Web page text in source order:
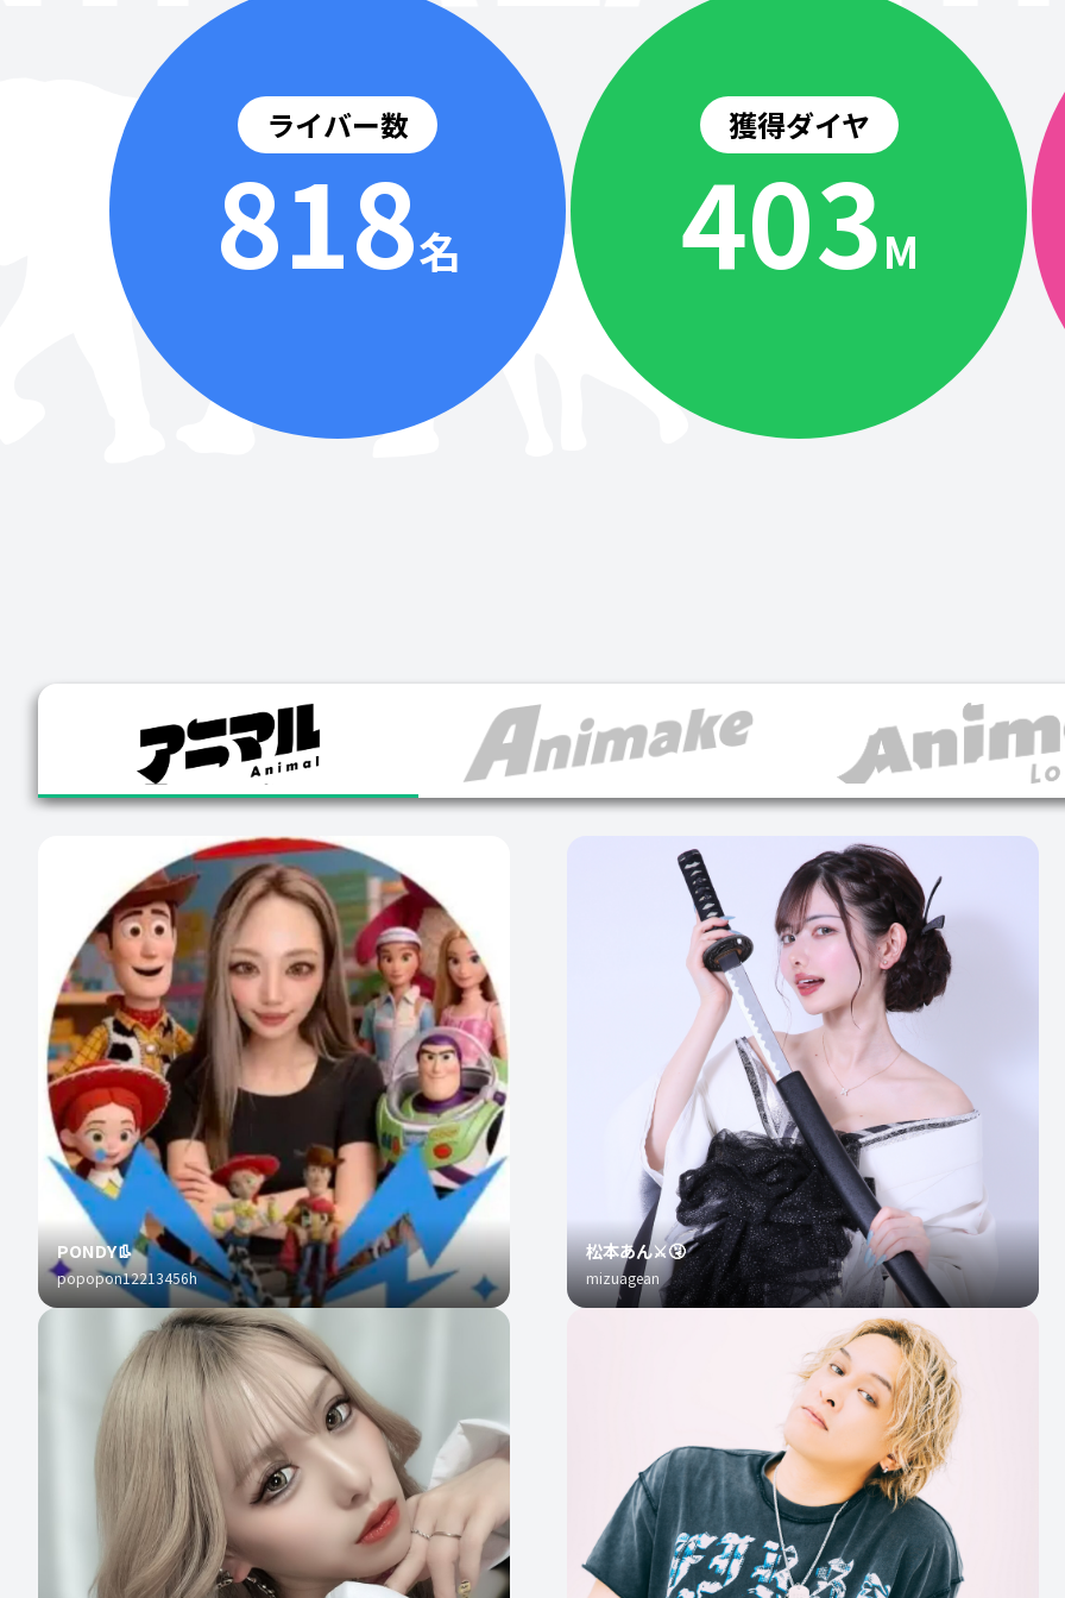
ライバー数
818名
獲得ダイヤ
404M
PONDY👢
popopon12213456h
松本あん⚔️🤧
mizuagean